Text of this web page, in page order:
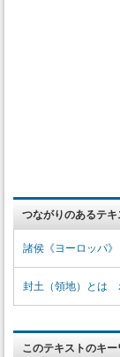
つながりのあるテキ
諸侯《ヨーロッパ
封土（領地）とは
このテキストのキー